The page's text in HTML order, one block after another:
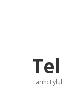
Tarih: